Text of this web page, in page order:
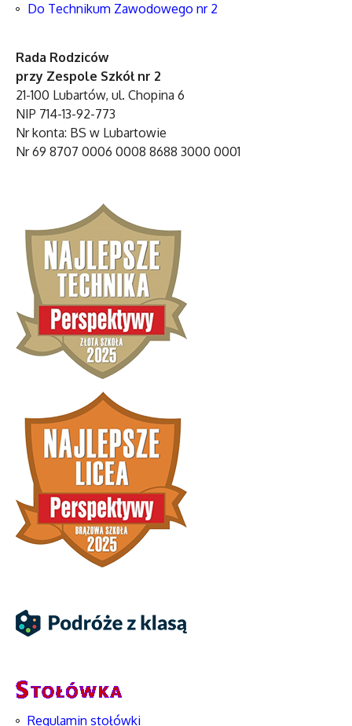
Do Technikum Zawodowego nr 2
Rada Rodziców
przy Zespole Szkół nr 2
21-100 Lubartów, ul. Chopina 6
NIP 714-13-92-773
Nr konta: BS w Lubartowie
Nr 69 8707 0006 0008 8688 3000 0001
Regulamin stołówki